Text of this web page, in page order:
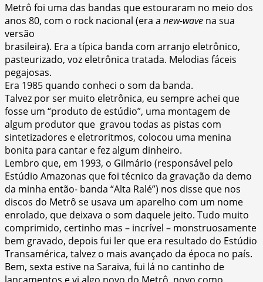
Metrô foi uma das bandas que estouraram no meio dos
anos 80, com o rock nacional (era a new-wave na sua
versão
brasileira). Era a típica banda com arranjo eletrônico,
pasteurizado, voz eletrônica tratada. Melodias fáceis
pegajosas.
Era 1985 quando conheci o som da banda.
Talvez por ser muito eletrônica, eu sempre achei que
fosse um “produto de estúdio”, uma montagem de
algum produtor que gravou todas as pistas com
sintetizadores e eletroritmos, colocou uma menina
bonita para cantar e fez algum dinheiro.
Lembro que, em 1993, o Gilmário (responsável pelo
Estúdio Amazonas que foi técnico da gravação da demo
da minha então- banda “Alta Ralé”) nos disse que nos
discos do Metrô se usava um aparelho com um nome
enrolado, que deixava o som daquele jeito. Tudo muito
comprimido, certinho mas – incrível – monstruosamente
bem gravado, depois fui ler que era resultado do Estúdio
Transamérica, talvez o mais avançado da época no país.
Bem, sexta estive na Saraiva, fui lá no cantinho de